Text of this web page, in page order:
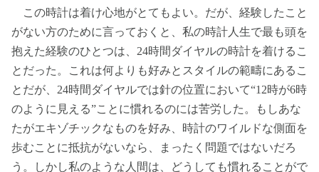
この時計は着け心地がとてもよい。だが、経験したこと
がない方のために言っておくと、私の時計人生で最も頭を
抱えた経験のひとつは、24時間ダイヤルの時計を着けるこ
とだった。これは何よりも好みとスタイルの範疇にあるこ
とだが、24時間ダイヤルでは針の位置において“12時が6時
のように見える”ことに慣れるのには苦労した。もしあな
たがエキゾチックなものを好み、時計のワイルドな側面を
歩むことに抵抗がないなら、まったく問題ではないだろ
う。しかし私のような人間は、どうしても慣れることがで